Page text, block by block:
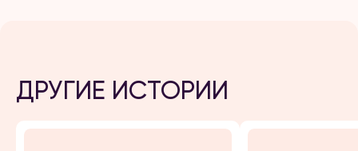
ДРУГИЕ ИСТОРИИ